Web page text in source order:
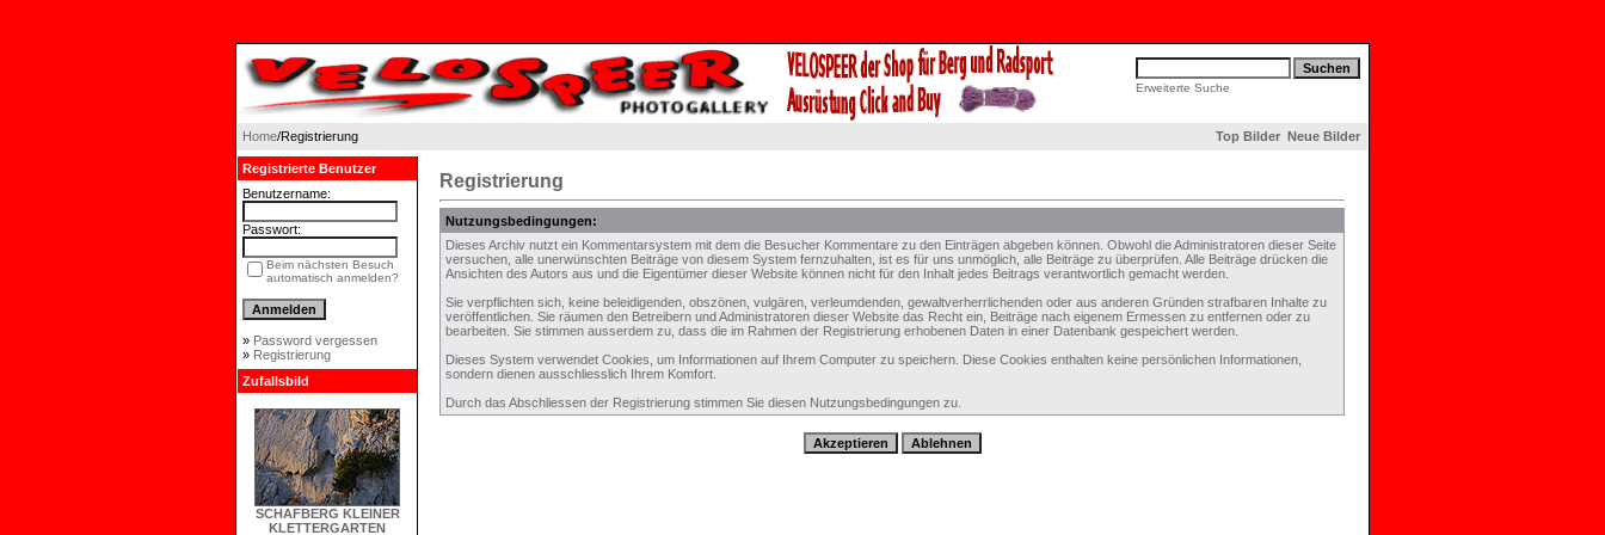
Erweiterte Suche
Home/Registrierung Top Bilder Neue Bilder
Registrierte Benutzer
Benutzername:
Passwort:
Beim nächsten Besuch
automatisch anmelden?
» Password vergessen
» Registrierung
Zufallsbild
SCHAFBERG KLEINER
KLETTERGARTEN
Registrierung
Nutzungsbedingungen:
Dieses Archiv nutzt ein Kommentarsystem mit dem die Besucher Kommentare zu den Einträgen abgeben können. Obwohl die Administratoren dieser Seite
versuchen, alle unerwünschten Beiträge von diesem System fernzuhalten, ist es für uns unmöglich, alle Beiträge zu überprüfen. Alle Beiträge drücken die
Ansichten des Autors aus und die Eigentümer dieser Website können nicht für den Inhalt jedes Beitrags verantwortlich gemacht werden.
Sie verpflichten sich, keine beleidigenden, obszönen, vulgären, verleumdenden, gewaltverherrlichenden oder aus anderen Gründen strafbaren Inhalte zu
veröffentlichen. Sie räumen den Betreibern und Administratoren dieser Website das Recht ein, Beiträge nach eigenem Ermessen zu entfernen oder zu
bearbeiten. Sie stimmen ausserdem zu, dass die im Rahmen der Registrierung erhobenen Daten in einer Datenbank gespeichert werden.
Dieses System verwendet Cookies, um Informationen auf Ihrem Computer zu speichern. Diese Cookies enthalten keine persönlichen Informationen,
sondern dienen ausschliesslich Ihrem Komfort.
Durch das Abschliessen der Registrierung stimmen Sie diesen Nutzungsbedingungen zu.